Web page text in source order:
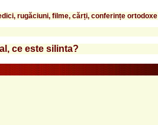
rugăciuni, filme, cărți, conferințe ortodoxe
ce este silinta?